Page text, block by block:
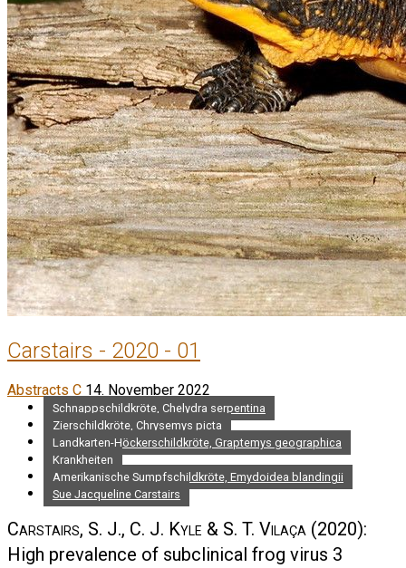
Carstairs - 2020 - 01
Abstracts C 14. November 2022
Schnappschildkröte, Chelydra serpentina
Zierschildkröte, Chrysemys picta
Landkarten-Höckerschildkröte, Graptemys geographica
Krankheiten
Amerikanische Sumpfschildkröte, Emydoidea blandingii
Sue Jacqueline Carstairs
Carstairs, S. J., C. J. Kyle & S. T. Vilaça (2020):
High prevalence of subclinical frog virus 3